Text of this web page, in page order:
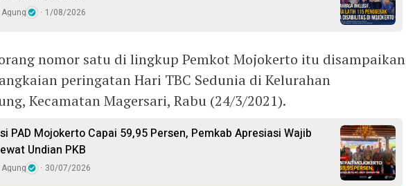
1/08/2026
nomor satu di lingkup Pemkot Mojokerto itu disampaikan
peringatan Hari TBC Sedunia di Kelurahan
Kecamatan Magersari, Rabu (24/3/2021).
PAD Mojokerto Capai 59,95 Persen, Pemkab Apresiasi Wajib
Undian PKB
30/07/2026